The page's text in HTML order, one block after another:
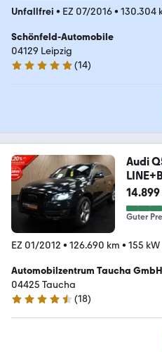
Unfallfrei • EZ 07/2016• 130.304
Schönfeld-Automobile
04129 Leipzig
5 Sterne
(14)
Audi
Guter
EZ 01/2012 • 126.690 km • 155 kW
Automobilzentrum Taucha GmbH
04425 Taucha
4.4 Sterne
(18)